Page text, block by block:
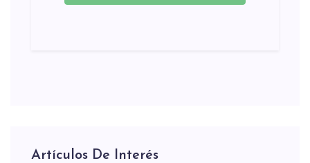
Artículos De Interés